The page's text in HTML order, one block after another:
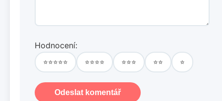
Hodnocení:
⭐⭐⭐⭐⭐ ⭐⭐⭐⭐ ⭐⭐⭐ ⭐⭐ ⭐
Odeslat komentář